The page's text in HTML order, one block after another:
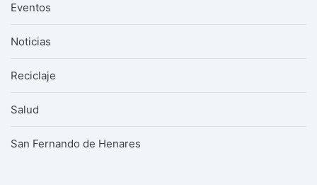
Eventos
Noticias
Reciclaje
Salud
San Fernando de Henares